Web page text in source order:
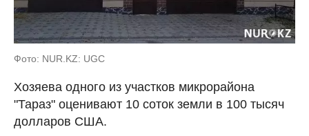
Фото: NUR.KZ: UGC
Хозяева одного из участков микрорайона
"Тараз" оценивают 10 соток земли в 100 тысяч
долларов США.